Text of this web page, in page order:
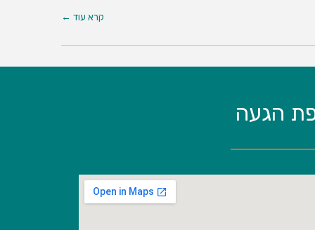
קרא עוד ←
הגעה